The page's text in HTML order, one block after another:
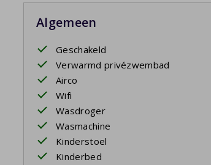
Uw verblijf is inclusief opgemaakte
Algemeen
Geschakeld
Verwarmd privézwembad
Airco
Wifi
Wasdroger
Wasmachine
Kinderstoel
Kinderbed